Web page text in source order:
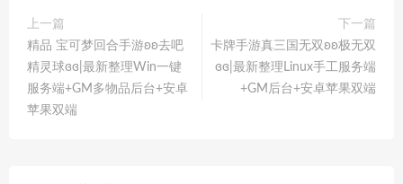
上一篇
精品 宝可梦回合手游ʚʚ去吧
精灵球ɞɞ|最新整理Win一键
服务端+GM多物品后台+安卓
苹果双端
下一篇
卡牌手游真三国无双ʚʚ极无双
ɞɞ|最新整理Linux手工服务端
+GM后台+安卓苹果双端